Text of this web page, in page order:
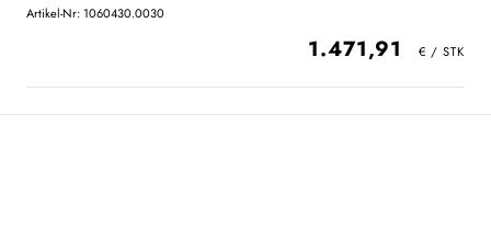
Artikel-Nr: 1060430.0030
1.471,91